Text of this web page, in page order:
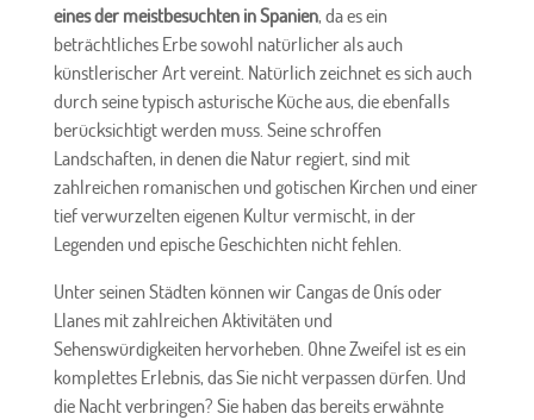
eines der meistbesuchten in Spanien, da es ein
beträchtliches Erbe sowohl natürlicher als auch
künstlerischer Art vereint. Natürlich zeichnet es sich auch
durch seine typisch asturische Küche aus, die ebenfalls
berücksichtigt werden muss. Seine schroffen
Landschaften, in denen die Natur regiert, sind mit
zahlreichen romanischen und gotischen Kirchen und einer
tief verwurzelten eigenen Kultur vermischt, in der
Legenden und epische Geschichten nicht fehlen.
Unter seinen Städten können wir Cangas de Onís oder
Llanes mit zahlreichen Aktivitäten und
Sehenswürdigkeiten hervorheben. Ohne Zweifel ist es ein
komplettes Erlebnis, das Sie nicht verpassen dürfen. Und
die Nacht verbringen? Sie haben das bereits erwähnte